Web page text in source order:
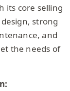
its core selling
strong
and
the needs of